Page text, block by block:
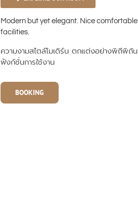
Modern but yet elegant. Nice
facilities.
ความงามสไตล์โมเดิร์น ตกแต่งอย่างพิถีพิถัน
ฟังก์ชั่นการใช้งาน
BOOKING